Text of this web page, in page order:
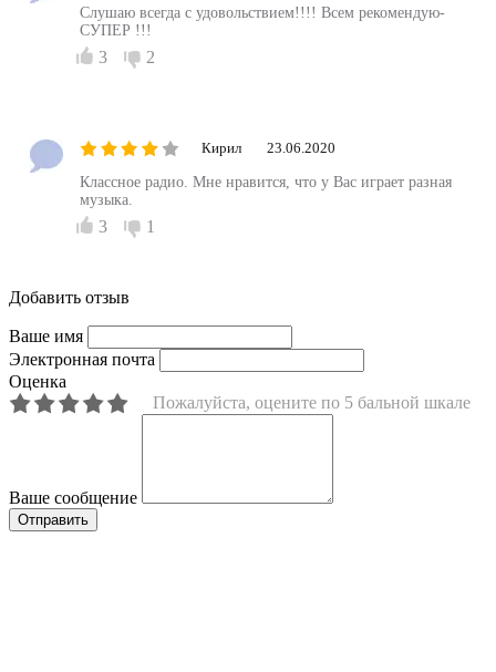
Слушаю всегда с удовольствием!!!! Всем рекомендую-
СУПЕР !!!
3 2
Кирил 23.06.2020
Классное радио. Мне нравится, что у Вас играет разная
музыка.
3 1
Добавить отзыв
Ваше имя
Электронная почта
Оценка
Пожалуйста, оцените по 5 бальной шкале
Ваше сообщение